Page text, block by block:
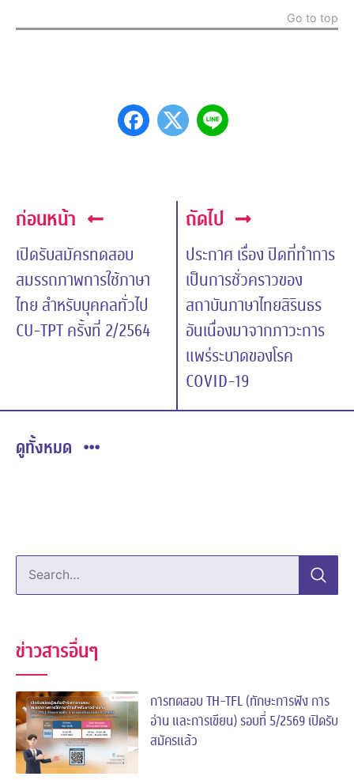
Go to top
ก่อนหน้า
เปิดรับสมัครทดสอบ
สมรรถภาพการใช้ภาษา
ไทย สำหรับบุคคลทั่วไป
CU-TPT ครั้งที่ 2/2564
ถัดไป
ประกาศ เรื่อง ปิดที่ทำการ
เป็นการชั่วคราวของ
สถาบันภาษาไทยสิรินธร
อันเนื่องมาจากภาวะการ
แพร่ระบาดของโรค
COVID-19
ดูทั้งหมด
Search…
ข่าวสารอื่นๆ
การทดสอบ TH-TFL (ทักษะการฟัง การ
อ่าน และการเขียน) รอบที่ 5/2569 เปิดรับ
สมัครแล้ว